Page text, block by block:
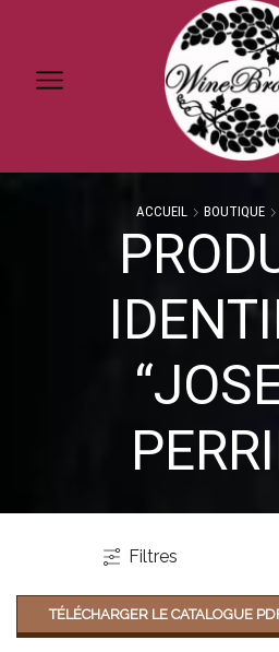
ACCUEIL BOUTIQUE
Filtres
TÉLÉCHARGER LE CATALOGUE